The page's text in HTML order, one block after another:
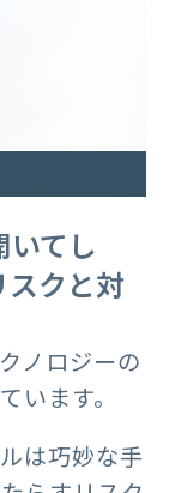
いてし
クと対
ノロジーの
います。
は巧妙な手